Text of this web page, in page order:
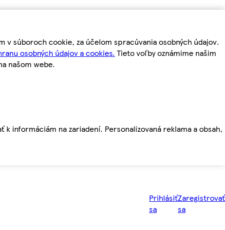
súboroch cookie, za účelom spracúvania osobných údajov.
osobných údajov a cookies. Tieto voľby oznámime našim
našom webe.
informáciám na zariadení. Personalizovaná reklama a obsah,
Prihlásiť
sa
Zaregistrovať
sa